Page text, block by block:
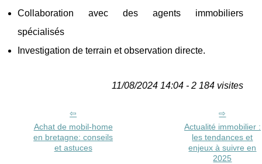
Collaboration avec des agents immobiliers
spécialisés
Investigation de terrain et observation directe.
11/08/2024 14:04 - 2 184 visites
Achat de mobil-home
en bretagne: conseils
et astuces
Actualité immobilier :
les tendances et
enjeux à suivre en
2025